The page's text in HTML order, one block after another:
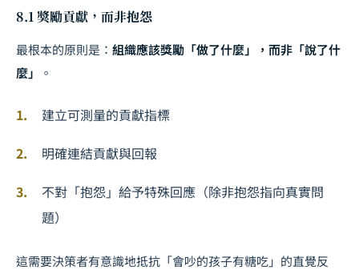
8.1 獎勵貢獻，而非抱怨
最根本的原則是： 組織應該獎勵「做了什麼」，而非「說了什
麼」
。
建立可測量的貢獻指標
明確連結貢獻與回報
不對「抱怨」給予特殊回應（除非抱怨指向真實問
題）
這需要決策者有意識地抵抗「會吵的孩子有糖吃」的直覺反